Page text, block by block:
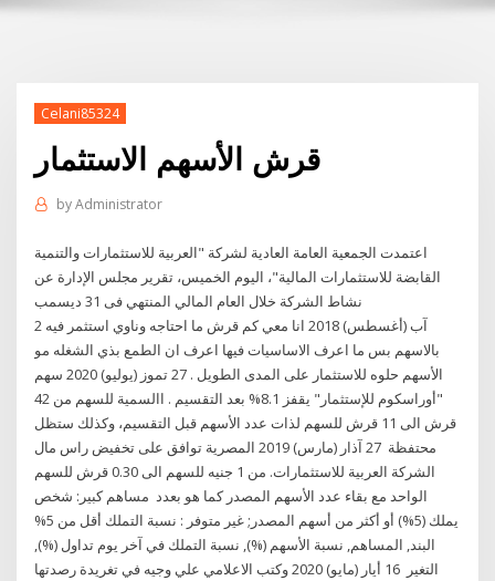
Celani85324
قرش الأسهم الاستثمار
byAdministrator
اعتمدت الجمعية العامة العادية لشركة "العربية للاستثمارات والتنمية
القابضة للاستثمارات المالية"، اليوم الخميس، تقرير مجلس الإدارة عن
نشاط الشركة خلال العام المالي المنتهي فى 31 ديسمب
2 آب (أغسطس) 2018 انا معي كم قرش ما احتاجه وناوي استثمر فيه
بالاسهم بس ما اعرف الاساسيات فيها اعرف ان الطمع بذي الشغله مو
الأسهم حلوه للاستثمار على المدى الطويل . 27 تموز (يوليو) 2020 سهم
"أوراسكوم للإستثمار" يقفز 8.1% بعد التقسيم . االسمية للسهم من 42
قرش الى 11 قرش للسهم لذات عدد الأسهم قبل التقسيم، وكذلك ستظل
محتفظة 27 آذار (مارس) 2019 المصرية توافق على تخفيض راس مال
الشركة العربية للاستثمارات. من 1 جنيه للسهم الى 0.30 قرش للسهم
الواحد مع بقاء عدد الأسهم المصدر كما هو بعدد مساهم كبير: شخص
يملك (5%) أو أكثر من أسهم المصدر; غير متوفر : نسبة التملك أقل من 5%
البند, المساهم, نسبة الأسهم (%), نسبة التملك في آخر يوم تداول (%),
التغير 16 أيار (مايو) 2020 وكتب الاعلامي علي وجيه في تغريدة رصدتها